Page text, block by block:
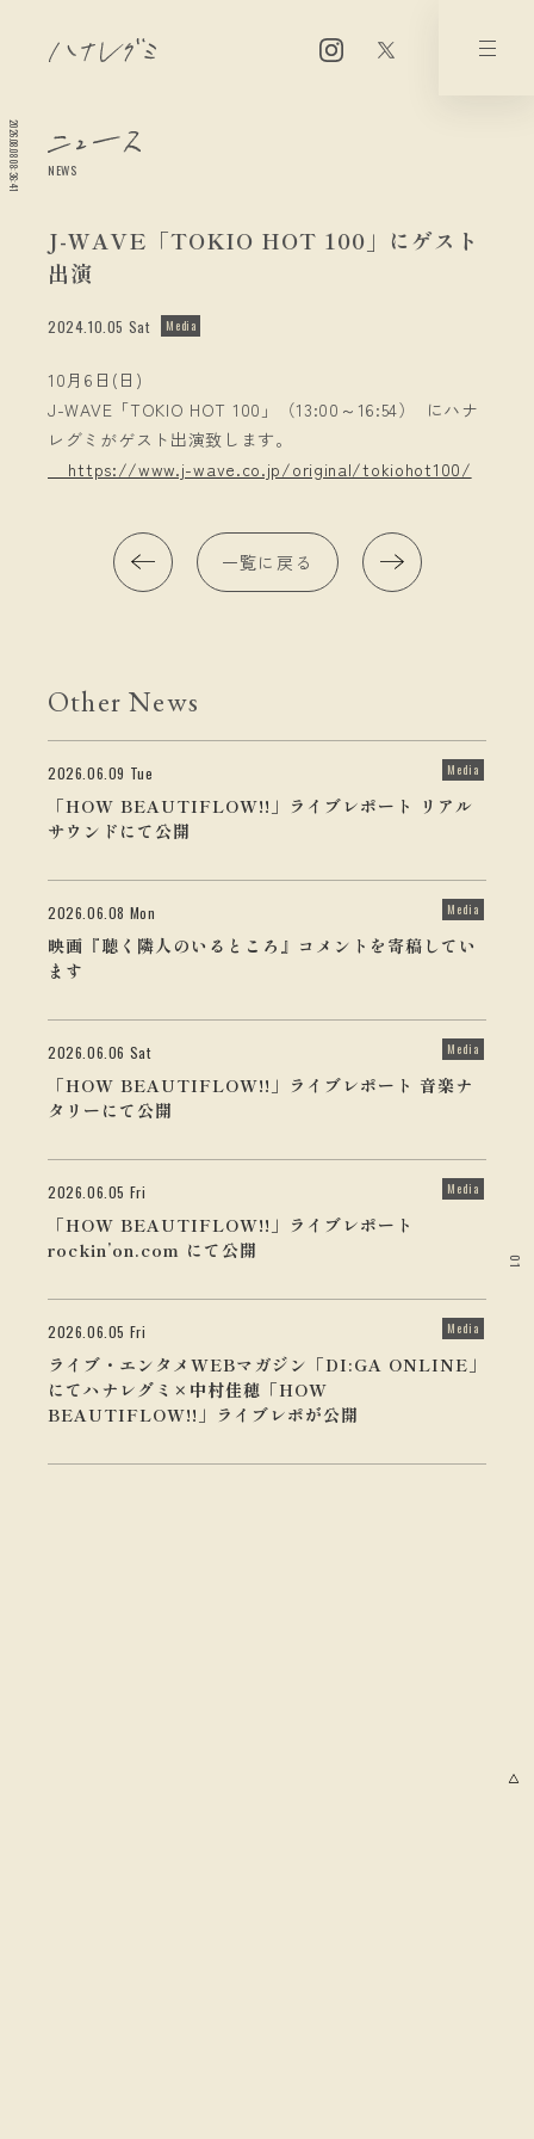
2026.08.08 08:36:41
01
NEWS
J-WAVE「TOKIO HOT 100」にゲスト
出演
2024.10.05 Sat Media
10月6日(日)
J-WAVE「TOKIO HOT 100」（13:00～16:54） にハナ
レグミがゲスト出演致します。
https://www.j-wave.co.jp/original/tokiohot100/
一覧に戻る
Other News
2026.06.09 Tue Media
「HOW BEAUTIFLOW!!」ライブレポート リアル
サウンドにて公開
2026.06.08 Mon Media
映画『聴く隣人のいるところ』コメントを寄稿してい
ます
2026.06.06 Sat Media
「HOW BEAUTIFLOW!!」ライブレポート 音楽ナ
タリーにて公開
2026.06.05 Fri Media
「HOW BEAUTIFLOW!!」ライブレポート
rockin’on.com にて公開
2026.06.05 Fri Media
ライブ・エンタメWEBマガジン「DI:GA ONLINE」
にてハナレグミ×中村佳穂「HOW
BEAUTIFLOW!!」ライブレポが公開